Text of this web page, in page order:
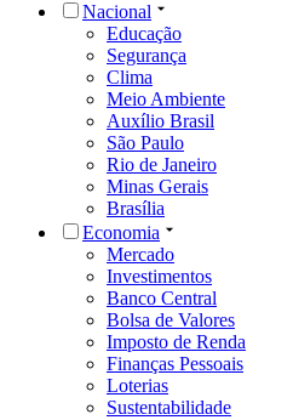
Nacional
Educação
Segurança
Clima
Meio Ambiente
Auxílio Brasil
São Paulo
Rio de Janeiro
Minas Gerais
Brasília
Economia
Mercado
Investimentos
Banco Central
Bolsa de Valores
Imposto de Renda
Finanças Pessoais
Loterias
Sustentabilidade